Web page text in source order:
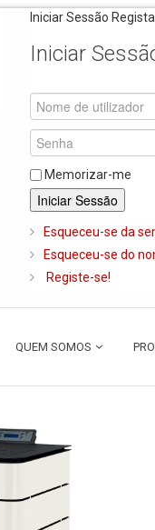
Iniciar Sessão
Iniciar
Memorizar-me
Iniciar Sessão
Esqueceu-se da
Esqueceu-se do
Registe-se!
QUEM SOMOS